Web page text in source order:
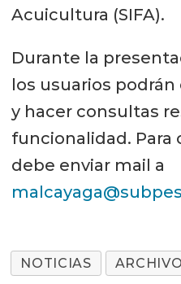
Acuicultura (SIFA).
Durante la
los usuarios
y hacer consultas
funcionalidad. Para
debe enviar mail a
NOTICIAS ARCHIVO